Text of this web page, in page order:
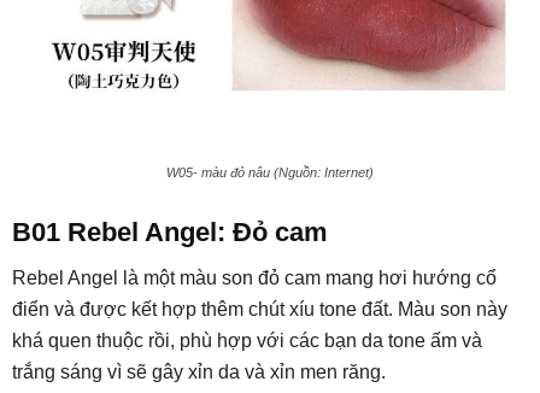
W05- màu đỏ nâu (Nguồn: Internet)
B01 Rebel Angel: Đỏ cam
Rebel Angel là một màu son đỏ cam mang hơi hướng cổ
điển và được kết hợp thêm chút xíu tone đất. Màu son này
khá quen thuộc rồi, phù hợp với các bạn da tone ấm và
trắng sáng vì sẽ gây xỉn da và xỉn men răng.